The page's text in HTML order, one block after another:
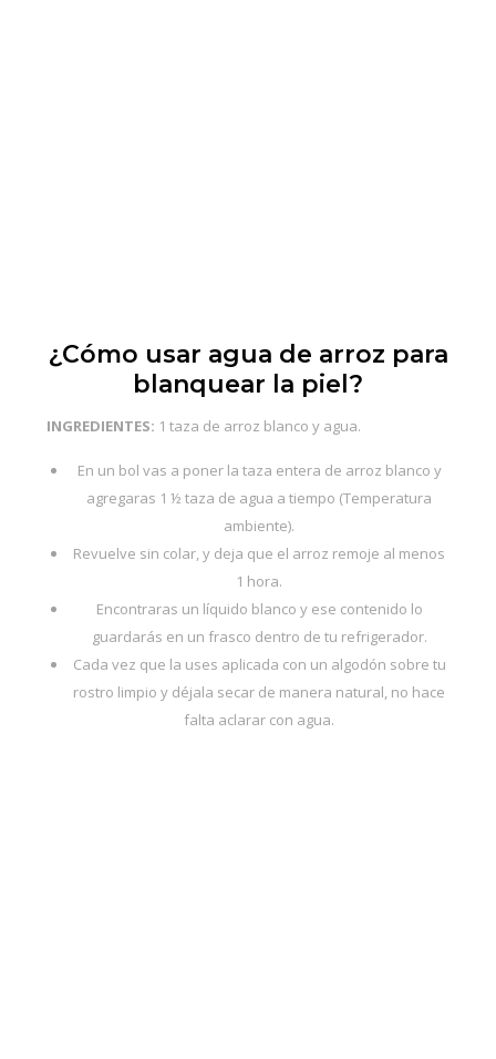
¿Cómo usar agua de arroz para
blanquear la piel?
INGREDIENTES: 1 taza de arroz blanco y agua.
En un bol vas a poner la taza entera de arroz blanco y
agregaras 1 ½ taza de agua a tiempo (Temperatura
ambiente).
Revuelve sin colar, y deja que el arroz remoje al menos
1 hora.
Encontraras un líquido blanco y ese contenido lo
guardarás en un frasco dentro de tu refrigerador.
Cada vez que la uses aplicada con un algodón sobre tu
rostro limpio y déjala secar de manera natural, no hace
falta aclarar con agua.